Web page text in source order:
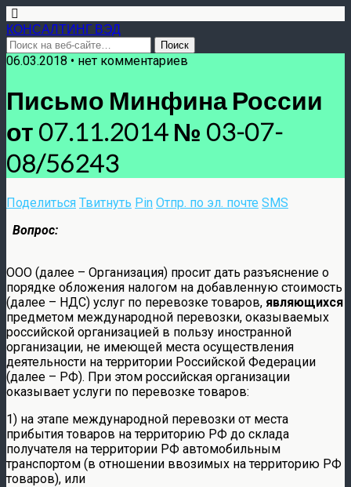
КОНСАЛТИНГ ВЭД
06.03.2018 • нет комментариев
Письмо Минфина России
от 07.11.2014 № 03-07-
08/56243
Поделиться Твитнуть Pin Отпр. по эл. почте SMS
Вопрос:
ООО (далее – Организация) просит дать разъяснение о
порядке обложения налогом на добавленную стоимость
(далее – НДС) услуг по перевозке товаров, являющихся
предметом международной перевозки, оказываемых
российской организацией в пользу иностранной
организации, не имеющей места осуществления
деятельности на территории Российской Федерации
(далее – РФ). При этом российская организации
оказывает услуги по перевозке товаров:
1) на этапе международной перевозки от места
прибытия товаров на территорию РФ до склада
получателя на территории РФ автомобильным
транспортом (в отношении ввозимых на территорию РФ
товаров), или